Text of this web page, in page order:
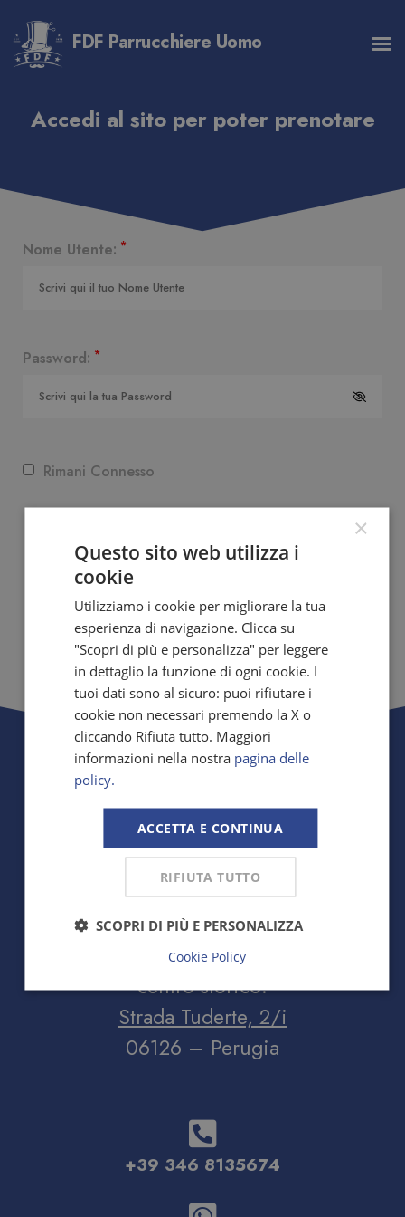
FDF Parrucchiere Uomo
Accedi al sito per poter prenotare
Nome Utente: *
Password: *
Rimani Connesso
Recupera qui Nome utente e/o Password
Dopo l'accesso sarai portato alla pagina di
prenotazione.
Il nostro salone è a pochi passi dal
centro storico:
Strada Tuderte, 2/i
06126 – Perugia
+39 346 8135674
×
Questo sito web utilizza i
cookie
Utilizziamo i cookie per migliorare la tua
esperienza di navigazione. Clicca su
"Scopri di più e personalizza" per leggere
in dettaglio la funzione di ogni cookie. I
tuoi dati sono al sicuro: puoi rifiutare i
cookie non necessari premendo la X o
cliccando Rifiuta tutto. Maggiori
informazioni nella nostra pagina delle
policy.
ACCETTA E CONTINUA
RIFIUTA TUTTO
SCOPRI DI PIÙ E PERSONALIZZA
Cookie Policy